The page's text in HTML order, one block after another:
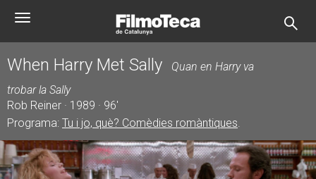
Toggle
When Harry Met Sally
Quan en Harry va
trobar la Sally
Rob Reiner · 1989 · 96'
Programa: Tu i jo, què? Comèdies romàntiques.